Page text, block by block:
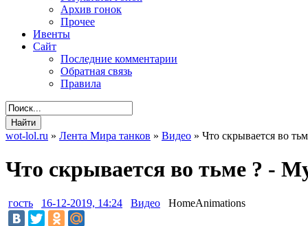
Архив гонок
Прочее
Ивенты
Сайт
Последние комментарии
Обратная связь
Правила
wot-lol.ru » Лента Мира танков » Видео » Что скрывается во
Что скрывается во тьме ? -
гость 16-12-2019, 14:24 Видео HomeAnimations